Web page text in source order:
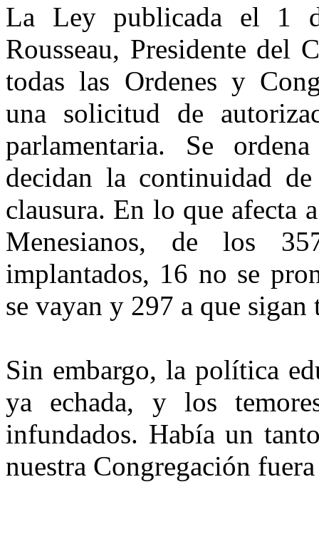
La Ley publicada el 1
Rousseau, Presidente del
todas las Ordenes y
una solicitud de
parlamentaria. Se
decidan la continuidad
clausura. En lo que afecta
Menesianos, de los
implantados, 16 no se
se vayan y 297 a que sigan
Sin embargo, la política
ya echada, y los
infundados. Había un
nuestra Congregación